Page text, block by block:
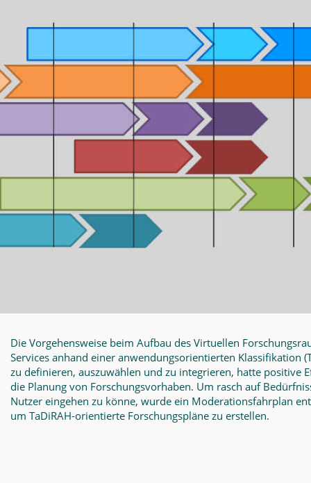
Die Vorgehensweise beim Aufbau des Virtuellen
Services anhand einer anwendungsorientierten Klassifikation
zu definieren, auszuwählen und zu integrieren, hatte positive
die Planung von Forschungsvorhaben. Um rasch auf
Nutzer eingehen zu könne, wurde ein Moderationsfahrplan
um TaDiRAH-orientierte Forschungspläne zu erstellen.